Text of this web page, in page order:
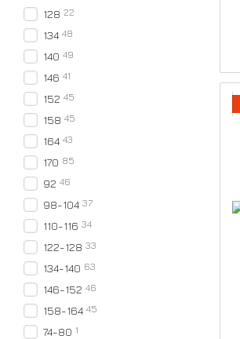
128 22
134 48
140 49
146 41
152 45
158 45
164 43
170 85
92 46
98-104 37
110-116 34
122-128 33
134-140 63
146-152 46
158-164 45
74-80 1